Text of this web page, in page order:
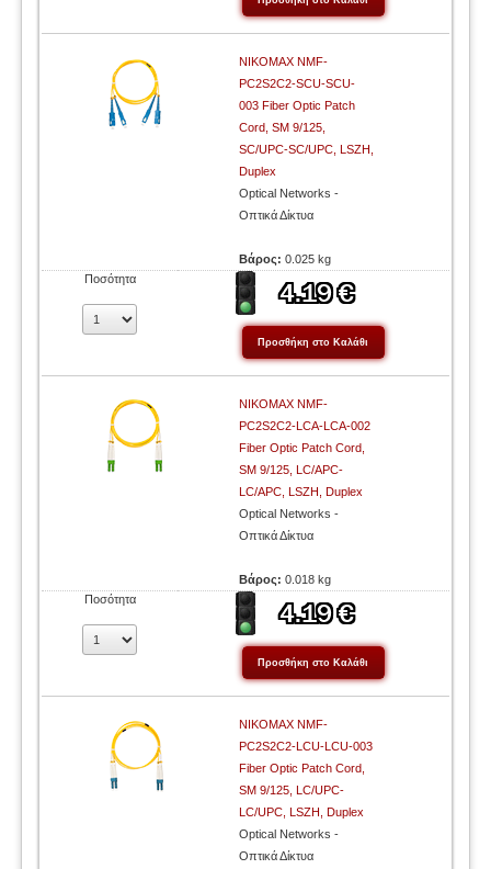
NIKOMAX NMF-
PC2S2C2-SCU-SCU-
003 Fiber Optic Patch
Cord, SM 9/125,
SC/UPC-SC/UPC, LSZH,
Duplex
Optical Networks -
Οπτικά Δίκτυα
Βάρος:0.025 kg
Ποσότητα
NIKOMAX NMF-
PC2S2C2-LCA-LCA-002
Fiber Optic Patch Cord,
SM 9/125, LC/APC-
LC/APC, LSZH, Duplex
Optical Networks -
Οπτικά Δίκτυα
Βάρος:0.018 kg
Ποσότητα
NIKOMAX NMF-
PC2S2C2-LCU-LCU-003
Fiber Optic Patch Cord,
SM 9/125, LC/UPC-
LC/UPC, LSZH, Duplex
Optical Networks -
Οπτικά Δίκτυα